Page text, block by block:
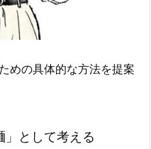
めの具体的な方法を提案
」として考える